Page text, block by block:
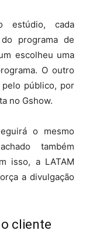
estúdio, cada
programa de
escolheu uma
O outro
público, por
no Gshow.
o mesmo
também
isso, a LATAM
a divulgação
cliente